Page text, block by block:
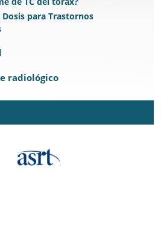
para Trastornos
radiológico